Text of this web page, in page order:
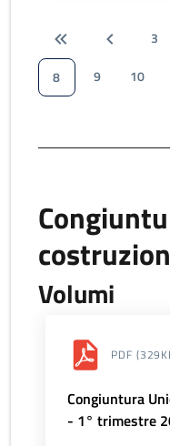
3
8
9 10
Volumi
PDF
Congiuntura
- 1° trimestre